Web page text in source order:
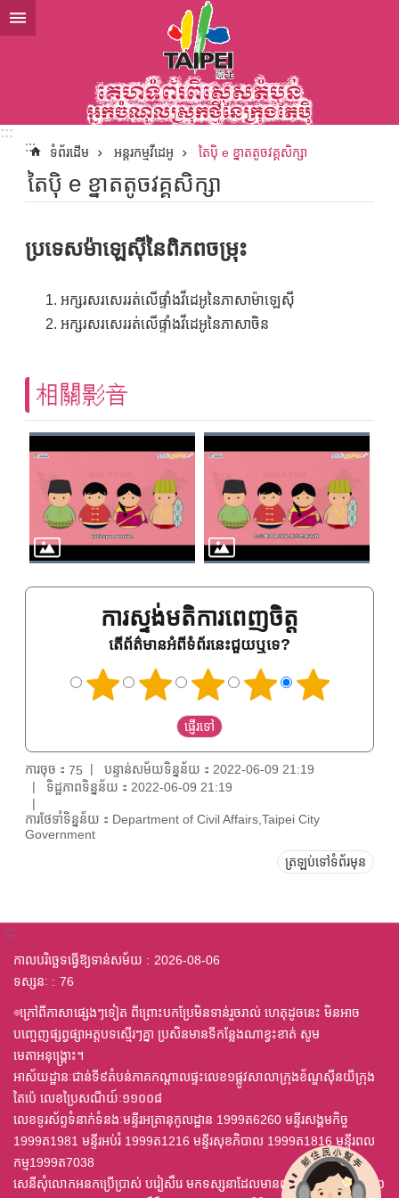
ទៅកាន់មាតិកាប្លុកមាតិកាសំខាន់
:::
:::
ទំព័រដើម អន្តរកម្មវីដេអូ តៃប៉ិ e ខ្នាតតូចវគ្គសិក្សា
តៃប៉ិ e ខ្នាតតូចវគ្គសិក្សា
ប្រទេសម៉ាឡេស៊ីនៃពិភពចម្រុះ
អក្សរសរសេររត់លើផ្ទាំងវីដេអូនៃភាសាម៉ាឡេស៊ី
អក្សរសរសេររត់លើផ្ទាំងវីដេអូនៃភាសាចិន
相關影音
ការស្ទង់មតិការពេញចិត្ត
តើព័ត៌មានអំពីទំព័រនេះជួយឬទេ?
ការចុច： 75
បន្ទាន់សម័យទិន្នន័យ：2022-06-09 21:19
ទិដ្ឋភាពទិន្នន័យ：2022-06-09 21:19
ការថែទាំទិន្នន័យ：Department of Civil Affairs,Taipei City
Government
ត្រឡប់ទៅទំព័រមុន
:::
កាលបរិច្ឆេទធ្វើឱ្យទាន់សម័យ
2026-08-06
ទស្សនៈ
76
◎ក្រៅពីភាសាផ្សេងៗទៀត ពីព្រោះបកប្រែមិនទាន់រួចរាល់ ហេតុដូចនេះ មិនអាច
បញ្ចេញផ្សព្វផ្សាអត្តបទស្មើរៗគ្នា ប្រសិនមានទីកន្លែងណាខ្វះខាត់ សូម
មេតាអនុង្គ្រោះ។
អាស័យដ្ឋានៈជាន់ទី៩តំបន់ភាគកណ្តាលផ្ទះលេខ១ផ្លូវសាលាក្រុងខ័ណ្ឌស៊ីនយីក្រុង
តៃប៉េ លេខប្រៃសណីយ៍ៈ១១០០៨
លេខទូរស័ព្ទទំនាក់ទំនងៈមន្ទីរអត្រានុកូលដ្ឋាន 1999ត6260 មន្ទីរសង្គមកិច្ច
1999ត1981 មន្ទីរអប់រំ 1999ត1216 មន្ទីរសុខភិបាល 1999ត1816 មន្ទីរពល
កម្ម1999ត7038
សេនីសុំលោកអនកប្រើប្រាស់ បរៀសឹរេ មកទស្សនាដែលមានពុម្ព ឈុតឦលើស ៤,០